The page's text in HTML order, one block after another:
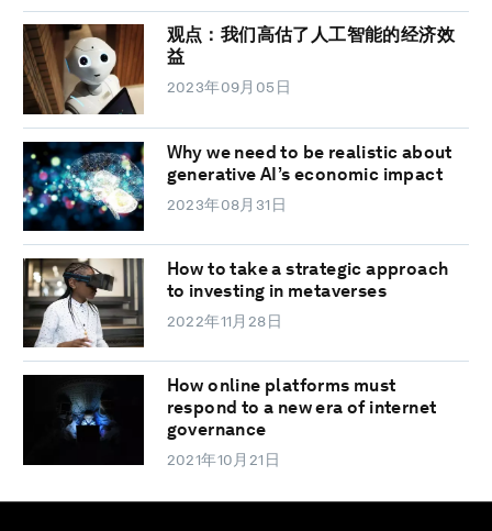
观点：我们高估了人工智能的经济效
益
2023年09月05日
Why we need to be realistic about
generative AI’s economic impact
2023年08月31日
How to take a strategic approach
to investing in metaverses
2022年11月28日
How online platforms must
respond to a new era of internet
governance
2021年10月21日